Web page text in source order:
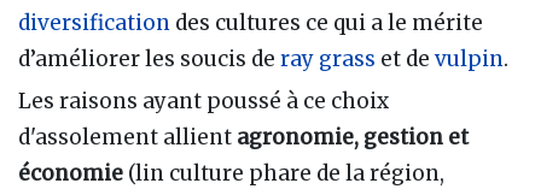
diversification des cultures ce qui a le mérite
d’améliorer les soucis de ray grass et de vulpin.
Les raisons ayant poussé à ce choix
d'assolement allient agronomie, gestion et
économie (lin culture phare de la région,